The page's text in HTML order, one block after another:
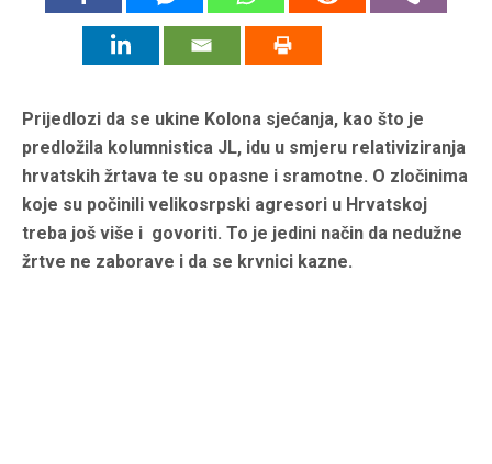
Prijedlozi da se ukine Kolona sjećanja, kao što je
predložila kolumnistica JL, idu u smjeru relativiziranja
hrvatskih žrtava te su opasne i sramotne. O zločinima
koje su počinili velikosrpski agresori u Hrvatskoj
treba još više i govoriti. To je jedini način da nedužne
žrtve ne zaborave i da se krvnici kazne.